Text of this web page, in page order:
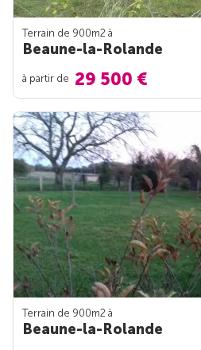
Terrain de 900m2 à
Beaune-la-Rolande
à partir de 29 500 €
Terrain de 900m2 à
Beaune-la-Rolande